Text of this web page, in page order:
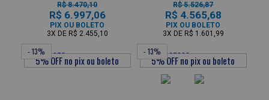
R$ 8.470,10
R$ 6.997,06
PIX OU BOLETO
3X DE R$ 2.455,10
R$ 5.526,87
R$ 4.565,68
PIX OU BOLETO
3X DE R$ 1.601,99
- 13% - 13%